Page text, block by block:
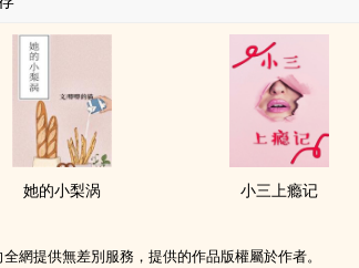
她的小梨涡 小三上瘾记
網提供無差別服務，提供的作品版權屬於作者。